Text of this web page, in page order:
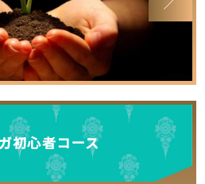
初心者コース